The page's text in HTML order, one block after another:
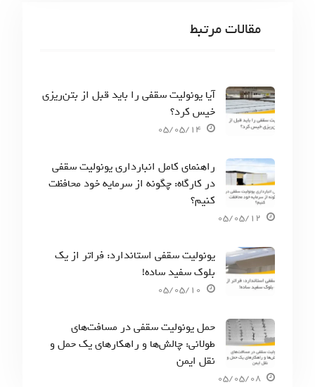
مقالات مرتبط
آیا یونولیت سقفی را باید قبل از بتن‌ریزی
خیس کرد؟
05/05/14
راهنمای کامل انبارداری یونولیت سقفی
در کارگاه: چگونه از سرمایه خود محافظت
کنیم؟
05/05/12
یونولیت سقفی استاندارد: فراتر از یک
بلوک سفید ساده!
05/05/10
حمل یونولیت سقفی در مسافت‌های
طولانی: چالش‌ها و راهکارهای یک حمل و
نقل ایمن
05/05/08